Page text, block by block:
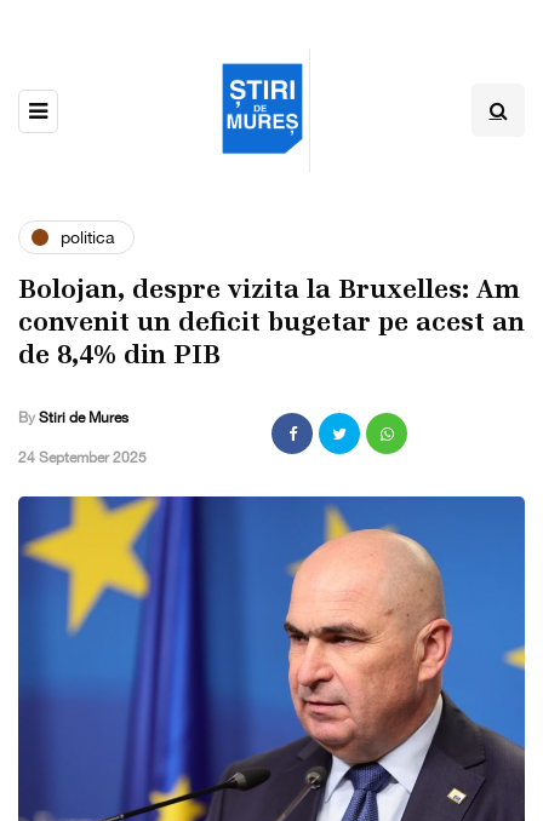
politica
Bolojan, despre vizita la Bruxelles: Am
convenit un deficit bugetar pe acest an
de 8,4% din PIB
By Stiri de Mures
,24 September 2025